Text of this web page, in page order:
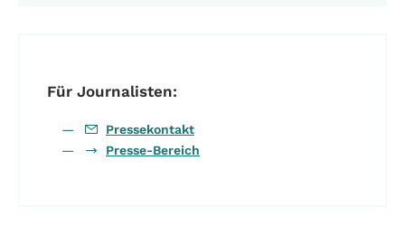
Für Journalisten:
Pressekontakt
Presse-Bereich